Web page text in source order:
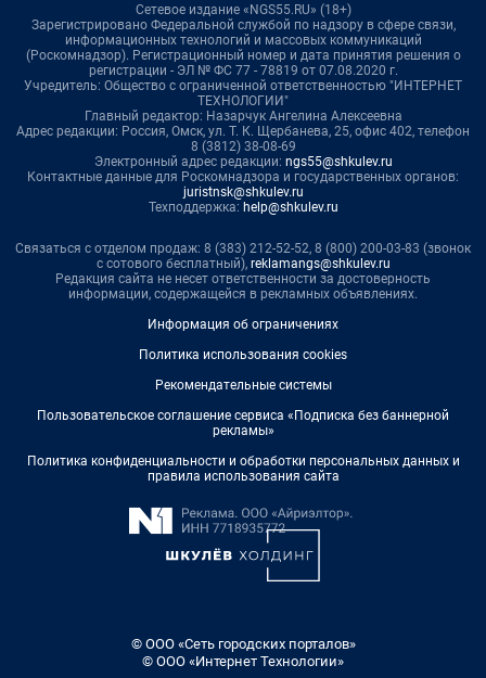
Сетевое издание «NGS55.RU» (18+)
Зарегистрировано Федеральной службой по надзору в сфере связи,
информационных технологий и массовых коммуникаций
(Роскомнадзор). Регистрационный номер и дата принятия решения о
регистрации - ЭЛ № ФС 77 - 78819 от 07.08.2020 г.
Учредитель: Общество с ограниченной ответственностью "ИНТЕРНЕТ
ТЕХНОЛОГИИ"
Главный редактор: Назарчук Ангелина Алексеевна
Адрес редакции: Россия, Омск, ул. Т. К. Щербанева, 25, офис 402, телефон
8 (3812) 38-08-69
Электронный адрес редакции: ngs55@shkulev.ru
Контактные данные для Роскомнадзора и государственных органов:
juristnsk@shkulev.ru
Техподдержка: help@shkulev.ru
Связаться с отделом продаж: 8 (383) 212-52-52, 8 (800) 200-03-83 (звонок
с сотового бесплатный), reklamangs@shkulev.ru
Редакция сайта не несет ответственности за достоверность
информации, содержащейся в рекламных объявлениях.
Информация об ограничениях
Политика использования cookies
Рекомендательные системы
Пользовательское соглашение сервиса «Подписка без баннерной
рекламы»
Политика конфиденциальности и обработки персональных данных и
правила использования сайта
© ООО «Сеть городских порталов»
© ООО «Интернет Технологии»